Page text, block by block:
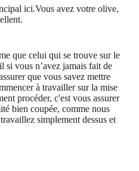
ici.Vous avez votre olive,
que celui qui se trouve sur le
vous n’avez jamais fait de
que vous savez mettre
à travailler sur la mise
procéder, c'est vous assurer
bien coupée, comme nous
simplement dessus et